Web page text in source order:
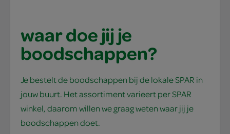
waar doe jij je
boodschappen?
Je bestelt de boodschappen bij de lokale SPAR in
jouw buurt. Het assortiment varieert per SPAR
winkel, daarom willen we graag weten waar jij je
boodschappen doet.